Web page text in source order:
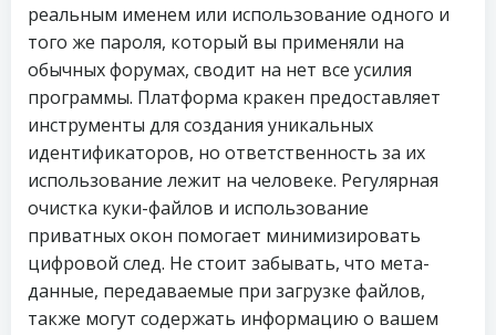
реальным именем или использование одного и
того же пароля, который вы применяли на
обычных форумах, сводит на нет все усилия
программы. Платформа кракен предоставляет
инструменты для создания уникальных
идентификаторов, но ответственность за их
использование лежит на человеке. Регулярная
очистка куки-файлов и использование
приватных окон помогает минимизировать
цифровой след. Не стоит забывать, что мета-
данные, передаваемые при загрузке файлов,
также могут содержать информацию о вашем